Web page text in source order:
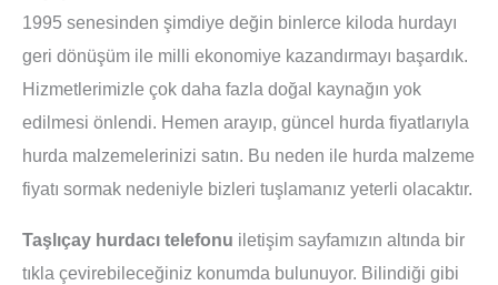
1995 senesinden şimdiye değin binlerce kiloda hurdayı
geri dönüşüm ile milli ekonomiye kazandırmayı başardık.
Hizmetlerimizle çok daha fazla doğal kaynağın yok
edilmesi önlendi. Hemen arayıp, güncel hurda fiyatlarıyla
hurda malzemelerinizi satın. Bu neden ile hurda malzeme
fiyatı sormak nedeniyle bizleri tuşlamanız yeterli olacaktır.
Taşlıçay hurdacı telefonu iletişim sayfamızın altında bir
tıkla çevirebileceğiniz konumda bulunuyor. Bilindiği gibi